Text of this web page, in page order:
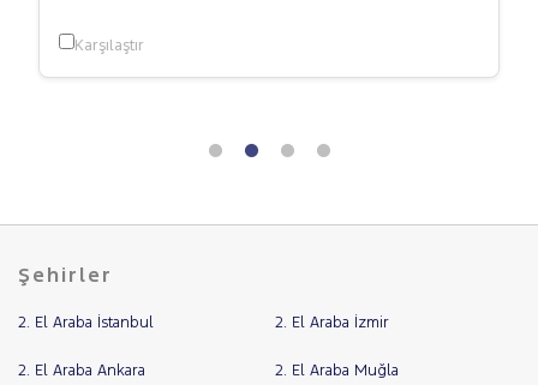
Karşılaştır
Şehirler
2. El Araba İstanbul 2. El Araba İzmir
2. El Araba Ankara 2. El Araba Muğla